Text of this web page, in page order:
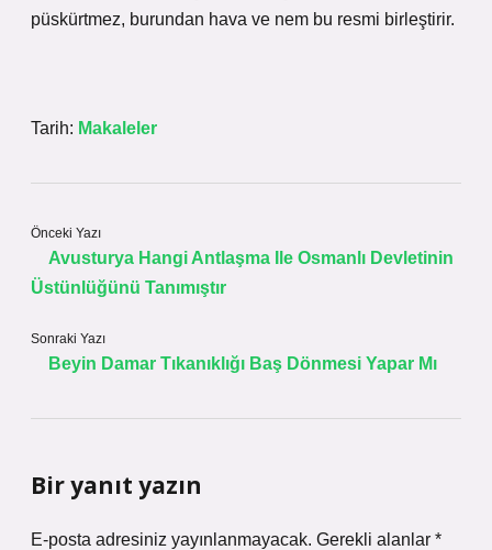
püskürtmez, burundan hava ve nem bu resmi birleştirir.
Tarih: Makaleler
Önceki Yazı
Avusturya Hangi Antlaşma Ile Osmanlı Devletinin
Üstünlüğünü Tanımıştır
Sonraki Yazı
Beyin Damar Tıkanıklığı Baş Dönmesi Yapar Mı
Bir yanıt yazın
E-posta adresiniz yayınlanmayacak. Gerekli alanlar *